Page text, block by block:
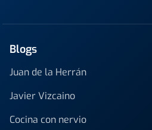
Blogs
Juan de la Herrán
Javier Vizcaino
Cocina con nervio